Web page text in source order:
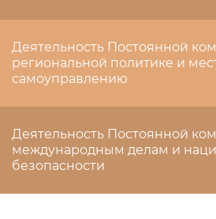
Деятельность Постоянной
региональной политике и
самоуправлению
Деятельность Постоянной
международным делам и
безопасности